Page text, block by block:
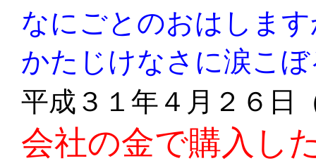
なにごとのおはしま
かたじけなさに涙こ
平成３１年４月２６日
会社の金で購入し